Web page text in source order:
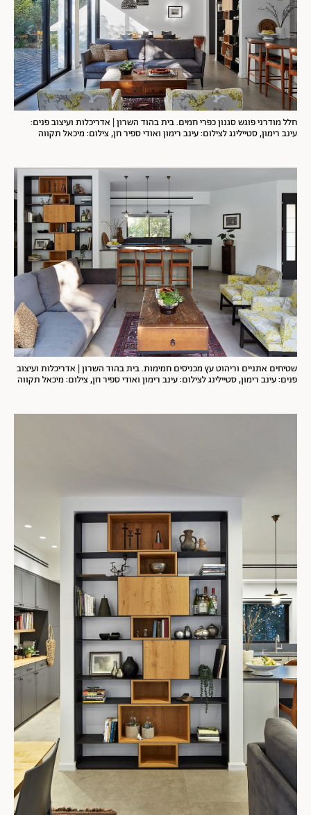
חלל מודרני פוגש סגנון כפרי חמים. בית בהוד השרון | אדריכלות ועיצוב פנים:
עינב רימון, סטיילינג לצילום: עינב רימון ואודי ספיר חן, צילום: מיכאל תקווה
שטיחים אתניים וריהוט עץ מכניסים חמימות. בית בהוד השרון | אדריכלות ועיצוב
פנים: עינב רימון, סטיילינג לצילום: עינב רימון ואודי ספיר חן, צילום: מיכאל תקווה